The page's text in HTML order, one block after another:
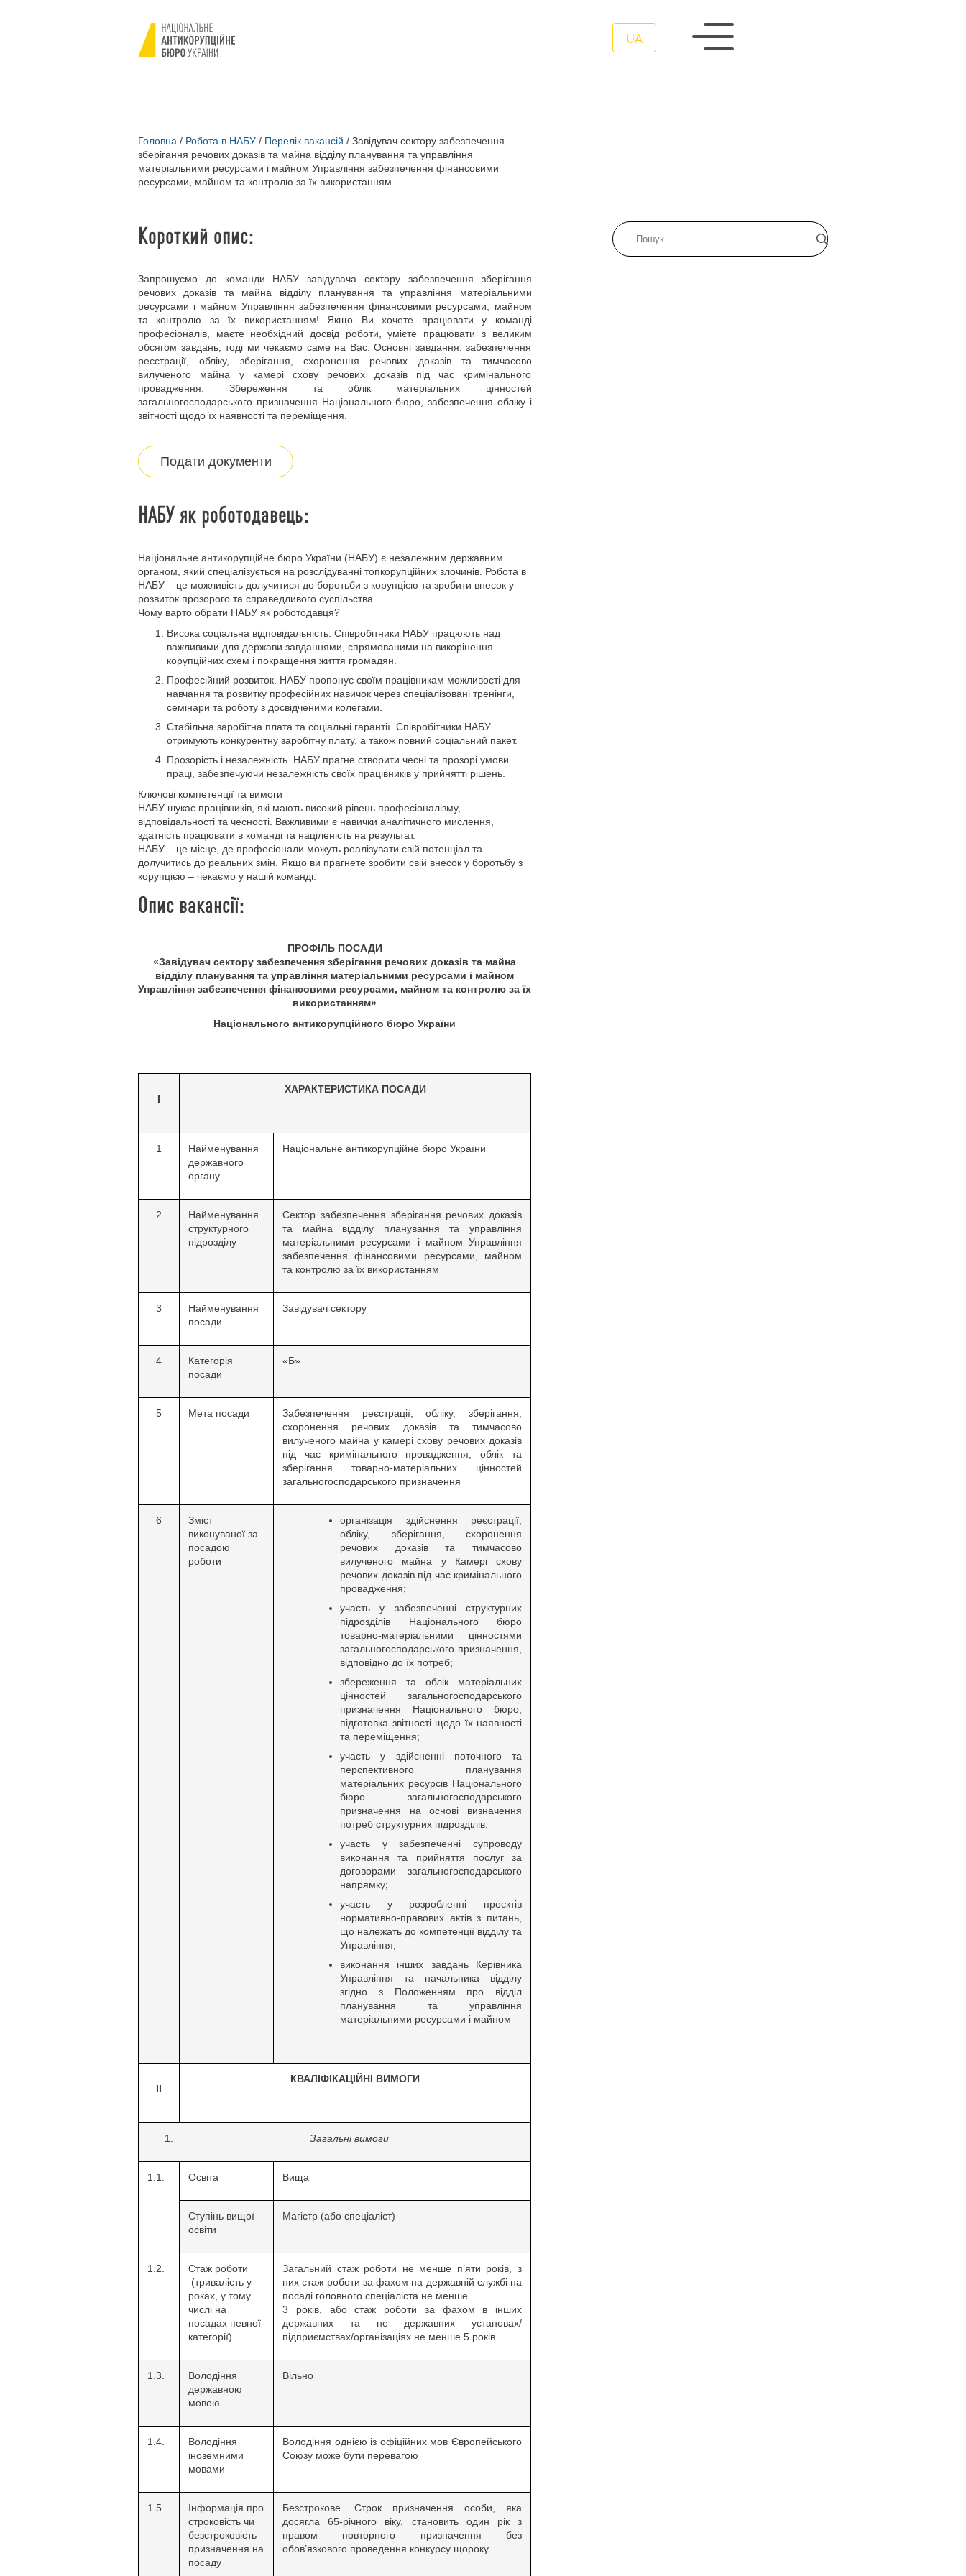
UA
Головна / Робота в НАБУ / Перелік вакансій / Завідувач сектору забезпечення
зберігання речових доказів та майна відділу планування та управління
матеріальними ресурсами і майном Управління забезпечення фінансовими
ресурсами, майном та контролю за їх використанням
Короткий опис:
Запрошуємо до команди НАБУ завідувача сектору забезпечення зберігання
речових доказів та майна відділу планування та управління матеріальними
ресурсами і майном Управління забезпечення фінансовими ресурсами, майном
та контролю за їх використанням! Якщо Ви хочете працювати у команді
професіоналів, маєте необхідний досвід роботи, умієте працювати з великим
обсягом завдань, тоді ми чекаємо саме на Вас. Основні завдання: забезпечення
реєстрації, обліку, зберігання, схоронення речових доказів та тимчасово
вилученого майна у камері схову речових доказів під час кримінального
провадження. Збереження та облік матеріальних цінностей
загальногосподарського призначення Національного бюро, забезпечення обліку і
звітності щодо їх наявності та переміщення.
Подати документи
НАБУ як роботодавець:
Національне антикорупційне бюро України (НАБУ) є незалежним державним
органом, який спеціалізується на розслідуванні топкорупційних злочинів. Робота в
НАБУ – це можливість долучитися до боротьби з корупцією та зробити внесок у
розвиток прозорого та справедливого суспільства.
Чому варто обрати НАБУ як роботодавця?
Висока соціальна відповідальність. Співробітники НАБУ працюють над
важливими для держави завданнями, спрямованими на викорінення
корупційних схем і покращення життя громадян.
Професійний розвиток. НАБУ пропонує своїм працівникам можливості для
навчання та розвитку професійних навичок через спеціалізовані тренінги,
семінари та роботу з досвідченими колегами.
Стабільна заробітна плата та соціальні гарантії. Співробітники НАБУ
отримують конкурентну заробітну плату, а також повний соціальний пакет.
Прозорість і незалежність. НАБУ прагне створити чесні та прозорі умови
праці, забезпечуючи незалежність своїх працівників у прийнятті рішень.
Ключові компетенції та вимоги
НАБУ шукає працівників, які мають високий рівень професіоналізму,
відповідальності та чесності. Важливими є навички аналітичного мислення,
здатність працювати в команді та націленість на результат.
НАБУ – це місце, де професіонали можуть реалізувати свій потенціал та
долучитись до реальних змін. Якщо ви прагнете зробити свій внесок у боротьбу з
корупцією – чекаємо у нашій команді.
Опис вакансії:
ПРОФІЛЬ ПОСАДИ
«Завідувач сектору забезпечення зберігання речових доказів та майна
відділу планування та управління матеріальними ресурсами і майном
Управління забезпечення фінансовими ресурсами, майном та контролю за їх
використанням»
Національного антикорупційного бюро України
І
ХАРАКТЕРИСТИКА ПОСАДИ
1
Найменування
державного
органу
Національне антикорупційне бюро України
2
Найменування
структурного
підрозділу
Сектор забезпечення зберігання речових доказів
та майна відділу планування та управління
матеріальними ресурсами і майном Управління
забезпечення фінансовими ресурсами, майном
та контролю за їх використанням
3
Найменування
посади
Завідувач сектору
4
Категорія
посади
«Б»
5 Мета посади
Забезпечення реєстрації, обліку, зберігання,
схоронення речових доказів та тимчасово
вилученого майна у камері схову речових доказів
під час кримінального провадження, облік та
зберігання товарно-матеріальних цінностей
загальногосподарського призначення
6
Зміст
виконуваної за
посадою
роботи
організація здійснення реєстрації,
обліку, зберігання, схоронення
речових доказів та тимчасово
вилученого майна у Камері схову
речових доказів під час кримінального
провадження;
участь у забезпеченні структурних
підрозділів Національного бюро
товарно-матеріальними цінностями
загальногосподарського призначення,
відповідно до їх потреб;
збереження та облік матеріальних
цінностей загальногосподарського
призначення Національного бюро,
підготовка звітності щодо їх наявності
та переміщення;
участь у здійсненні поточного та
перспективного планування
матеріальних ресурсів Національного
бюро загальногосподарського
призначення на основі визначення
потреб структурних підрозділів;
участь у забезпеченні супроводу
виконання та прийняття послуг за
договорами загальногосподарського
напрямку;
участь у розробленні проєктів
нормативно-правових актів з питань,
що належать до компетенції відділу та
Управління;
виконання інших завдань Керівника
Управління та начальника відділу
згідно з Положенням про відділ
планування та управління
матеріальними ресурсами і майном
ІІ
КВАЛІФІКАЦІЙНІ ВИМОГИ
Загальні вимоги
1.1. Освіта Вища
Ступінь вищої
освіти
Магістр (або спеціаліст)
1.2.
Стаж роботи
(тривалість у
роках, у тому
числі на
посадах певної
категорії)
Загальний стаж роботи не менше п’яти років, з
них стаж роботи за фахом на державній службі на
посаді головного спеціаліста не менше
3 років, або стаж роботи за фахом в інших
державних та не державних установах/
підприємствах/організаціях не менше 5 років
1.3.
Володіння
державною
мовою
Вільно
1.4.
Володіння
іноземними
мовами
Володіння однією із офіційних мов Європейського
Союзу може бути перевагою
1.5.
Інформація про
строковість чи
безстроковість
призначення на
посаду
Безстрокове. Строк призначення особи, яка
досягла 65-річного віку, становить один рік з
правом повторного призначення без
обов’язкового проведення конкурсу щороку